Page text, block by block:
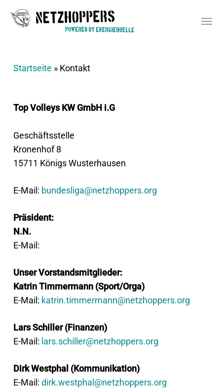
Startseite » Kontakt
Top Volleys KW GmbH i.G
Geschäftsstelle
Kronenhof 8
15711 Königs Wusterhausen
E-Mail: bundesliga@netzhoppers.org
Präsident:
N.N.
E-Mail:
Unser Vorstandsmitglieder:
Katrin Timmermann (Sport/Orga)
E-Mail: katrin.timmermann@netzhoppers.org
Lars Schiller (Finanzen)
E-Mail: lars.schiller@netzhoppers.org
Dirk Westphal (Kommunikation)
E-Mail: dirk.westphal@netzhoppers.org